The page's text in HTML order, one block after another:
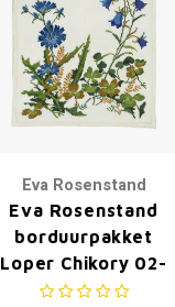
Eva Rosenstand
Eva Rosenstand
borduurpakket
Loper Chikory 02-
4564